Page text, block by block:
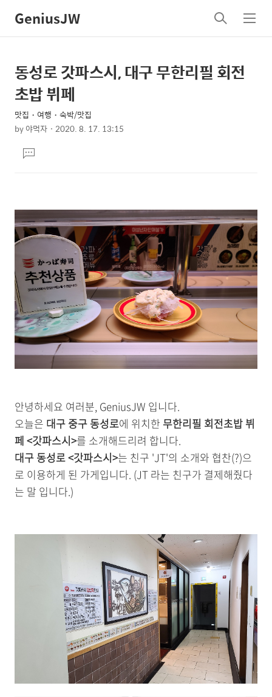
GeniusJW
검
색
메
뉴
상
세
컨
텐
본
문
제
목
동성로 갓파스시, 대구 무한리필 회전
초밥 뷔페
맛집・여행・숙박/맛집
by야먹자 2020. 8. 17. 13:15
문댓
글
안녕하세요 여러분, GeniusJW 입니다.
오늘은 대구 중구 동성로에 위치한 무한리필 회전초밥 뷔
페 <갓파스시>를 소개해드리려 합니다.
대구 동성로 <갓파스시>는 친구 'JT'의 소개와 협찬(?)으
로 이용하게 된 가게입니다. (JT 라는 친구가 결제해줬다
는 말 입니다.)